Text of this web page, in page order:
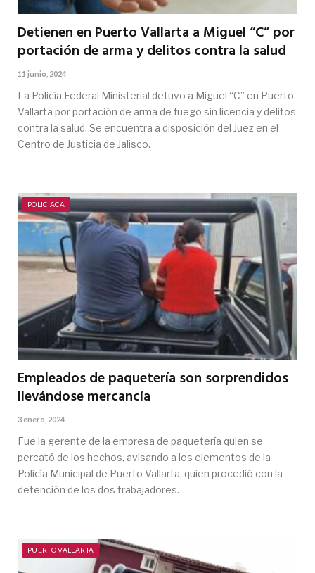
Detienen en Puerto Vallarta a Miguel “C” por
portación de arma y delitos contra la salud
11 junio, 2024
La Policía Federal Ministerial detuvo a Miguel “C” en Puerto
Vallarta por portación de arma de fuego sin licencia y delitos
contra la salud. Se encuentra a disposición del Juez en el
Centro de Justicia de Jalisco.
POLICIACA
Empleados de paquetería son sorprendidos
llevándose mercancía
3 enero, 2024
Fue la gerente de la empresa de paquetería quien se
percató de los hechos, avisando a los elementos de la
Policía Municipal de Puerto Vallarta, quien procedió con la
detención de los dos trabajadores.
PUERTO VALLARTA